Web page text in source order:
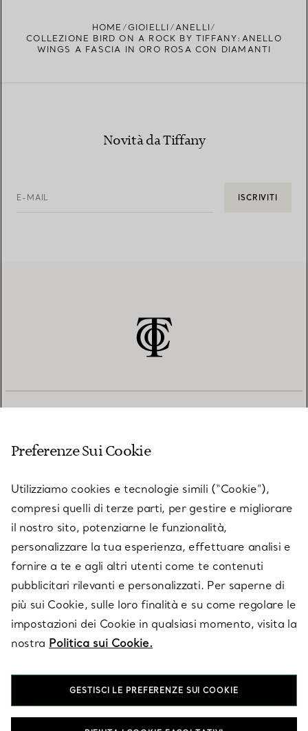
HOME GIOIELLI
ANELLI
COLLEZIONE BIRD ON A ROCK BY TIFFANY:ANELLO
WINGS A FASCIA IN ORO ROSA CON DIAMANTI
Novità da Tiffany
E-MAIL ISCRIVITI
SU TIFFANY & CO.
LEGALE
SEGUICI
Preferenze Sui Cookie
Utilizziamo cookies e tecnologie simili (“Cookie”),
compresi quelli di terze parti, per gestire e migliorare
il nostro sito, potenziarne le funzionalità,
personalizzare la tua esperienza, effettuare analisi e
fornire a te e agli altri utenti come te contenuti
pubblicitari rilevanti e personalizzati. Per saperne di
più sui Cookie, sulle loro finalità e su come regolare le
impostazioni dei Cookie in qualsiasi momento, visita la
nostra Politica sui Cookie.
GESTISCI LE PREFERENZE SUI COOKIE